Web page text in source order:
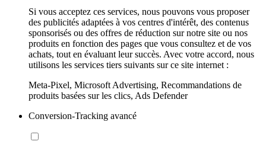
Si vous acceptez ces services, nous pouvons vous proposer
des publicités adaptées à vos centres d'intérêt, des contenus
sponsorisés ou des offres de réduction sur notre site ou nos
produits en fonction des pages que vous consultez et de vos
achats, tout en évaluant leur succès. Avec votre accord, nous
utilisons les services tiers suivants sur ce site internet :
Meta-Pixel, Microsoft Advertising, Recommandations de
produits basées sur les clics, Ads Defender
Conversion-Tracking avancé